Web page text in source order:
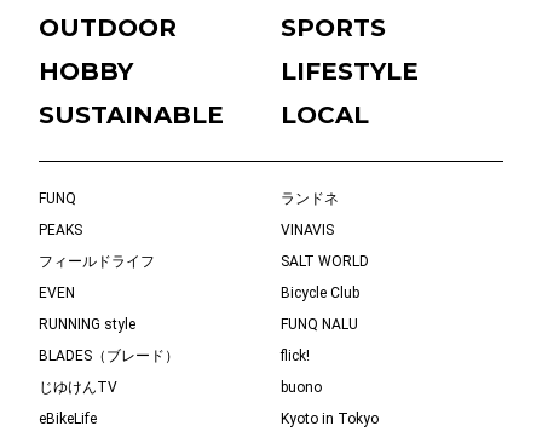
OUTDOOR
SPORTS
HOBBY
LIFESTYLE
SUSTAINABLE
LOCAL
FUNQ
ランドネ
PEAKS
VINAVIS
フィールドライフ
SALT WORLD
EVEN
Bicycle Club
RUNNING style
FUNQ NALU
BLADES（ブレード）
flick!
じゆけんTV
buono
eBikeLife
Kyoto in Tokyo